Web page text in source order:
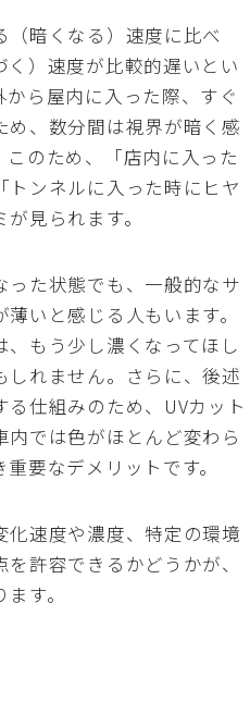
（暗くなる）速度に比べ
）速度が比較的遅いとい
ら屋内に入った際、すぐ
め、数分間は視界が暗く感
このため、「店内に入った
ンネルに入った時にヒヤ
見られます。
った状態でも、一般的なサ
いと感じる人もいます。
もう少し濃くなってほし
しれません。さらに、後述
仕組みのため、UVカット
では色がほとんど変わら
要なデメリットです。
化速度や濃度、特定の環境
許容できるかどうかが、
す。